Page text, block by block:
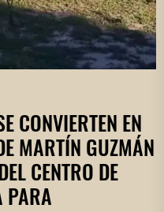
CONVIERTEN EN
MARTÍN GUZMÁN
CENTRO DE
PARA